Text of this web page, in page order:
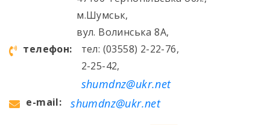
м.Шумськ,
вул. Волинська 8А,
телефон:
тел: (03558) 2-22-76,
2-25-42,
shumdnz@ukr.net
e-mail: shumdnz@ukr.net